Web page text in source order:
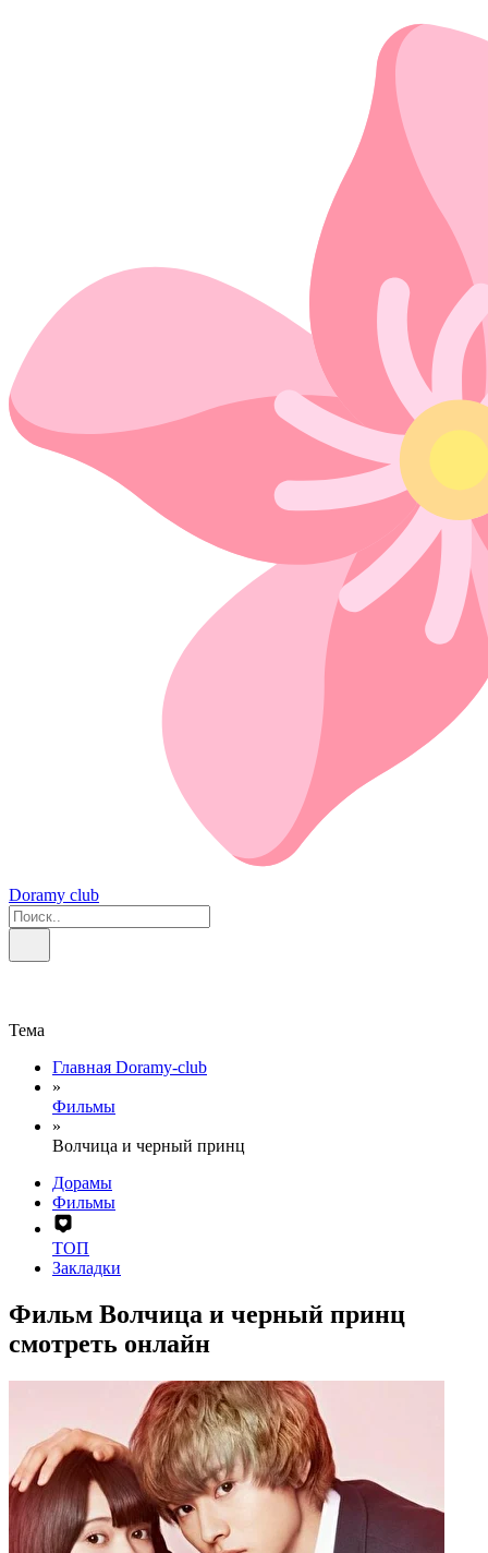
Doramy club
Тема
Главная Doramy-club
»
Фильмы
»
Волчица и черный принц
Дорамы
Фильмы
ТОП
Закладки
Фильм Волчица и черный принц
смотреть онлайн